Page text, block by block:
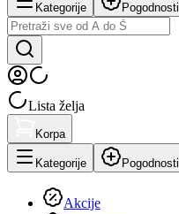
Kategorije Pogodnosti
Lista želja
Korpa
Kategorije Pogodnosti
Akcije